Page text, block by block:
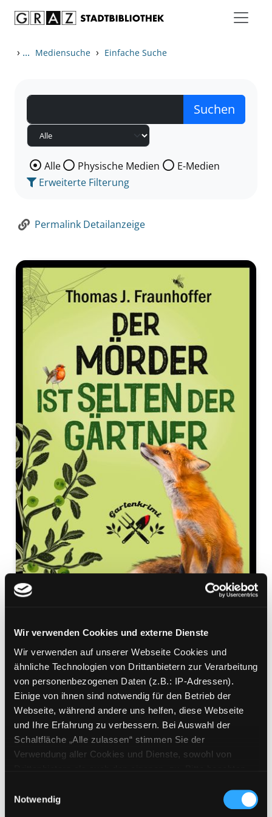
Wir verwenden Cookies und externe Dienste
Wir verwenden auf unserer Webseite Cookies und
ähnliche Technologien von Drittanbietern zur Verarbeitung
von personenbezogenen Daten (z.B.: IP-Adressen).
Einige von ihnen sind notwendig für den Betrieb der
Webseite, während andere uns helfen, diese Webseite
und Ihre Erfahrung zu verbessern. Bei Auswahl der
Schaltfläche „Alle zulassen“ stimmen Sie der
Verwendung aller Cookies und Dienste, sowohl von
Cookies von Drittanbietern, eine Verarbeitung in
unsicheren Drittländern (Länder außerhalb des EWR
Notwendig
› ... Mediensuche › Einfache Suche
Wählen Sie die Medienart nach der Sie suchen wollen.
Alle Physische Medien
E-Medien
Erweiterte Filterung
Permalink Detailanzeige
Der Mörder ist selten der
Gärtner
Kriminalroman
Mediengruppe:Belletristik
Verfasser:Suche nach diesem Verfasser
Fraunhoffer, Thomas J. (Verfasser)
Beschreibung ein-/ausblenden